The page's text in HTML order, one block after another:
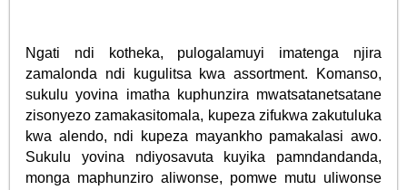
Ngati ndi kotheka, pulogalamuyi imatenga njira
zamalonda ndi kugulitsa kwa assortment. Komanso,
sukulu yovina imatha kuphunzira mwatsatanetsatane
zisonyezo zamakasitomala, kupeza zifukwa zakutuluka
kwa alendo, ndi kupeza mayankho pamakalasi awo.
Sukulu yovina ndiyosavuta kuyika pamndandanda,
monga maphunziro aliwonse, pomwe mutu uliwonse